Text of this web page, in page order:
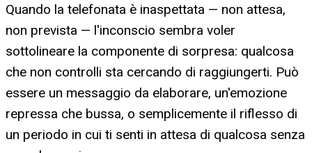
Quando la telefonata è inaspettata — non attesa,
non prevista — l'inconscio sembra voler
sottolineare la componente di sorpresa: qualcosa
che non controlli sta cercando di raggiungerti. Può
essere un messaggio da elaborare, un'emozione
repressa che bussa, o semplicemente il riflesso di
un periodo in cui ti senti in attesa di qualcosa senza